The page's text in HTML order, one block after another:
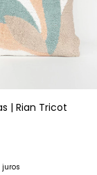
| Rian Tricot
juros